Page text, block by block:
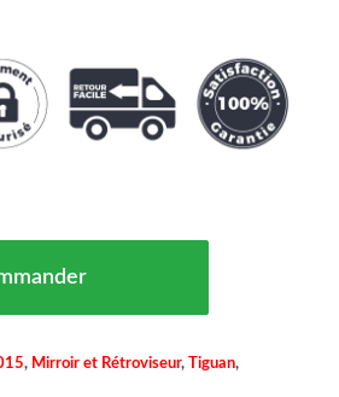
, Mirroir et Rétroviseur, Tiguan,